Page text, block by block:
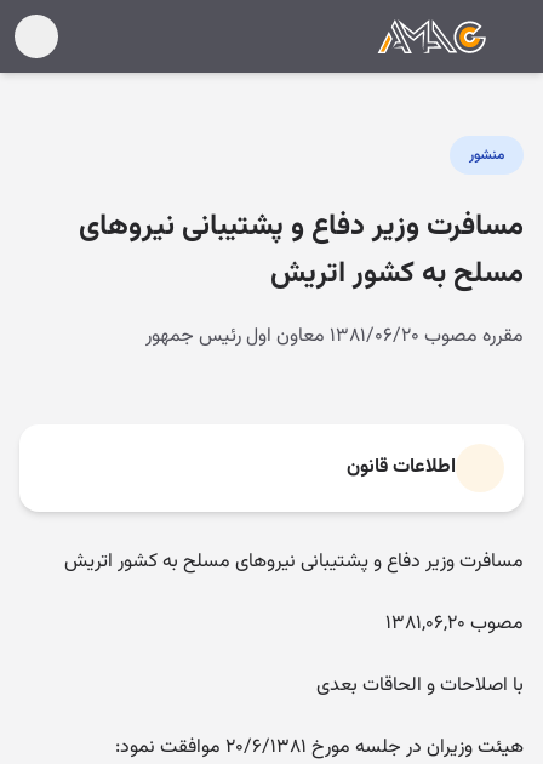
منشور
مسافرت وزیر دفاع و پشتیبانی نیروهای
مسلح به کشور اتریش
مقرره مصوب ۱۳۸۱/۰۶/۲۰ معاون اول رئیس جمهور
اطلاعات قانون
مسافرت وزیر دفاع و پشتیبانی نیروهای مسلح به کشور اتریش
مصوب ۱۳۸۱,۰۶,۲۰
با اصلاحات و الحاقات بعدی
هیئت وزیران در جلسه مورخ ۲۰/۶/۱۳۸۱ موافقت نمود: